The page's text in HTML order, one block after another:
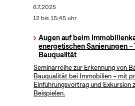
6.7.2025
12 bis 15:45 uhr
Augen auf beim
energetischen Sanierungen –
Bauqualität
Seminarreihe zur Erkennung von
Bauqualität bei Immobilien – mit
Einführungsvortrag und Exkursion
Beispielen.